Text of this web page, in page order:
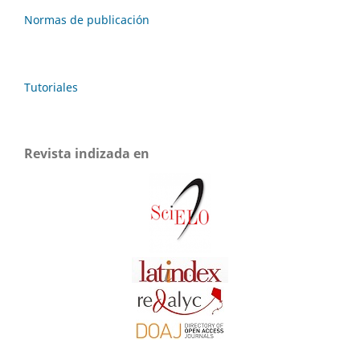
Normas de publicación
Tutoriales
Revista indizada en